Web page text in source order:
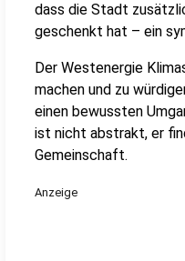
dass die Stadt
geschenkt hat – ein
Der Westenergie
machen und zu
einen bewussten
ist nicht abstrakt, er
Gemeinschaft.
Anzeige